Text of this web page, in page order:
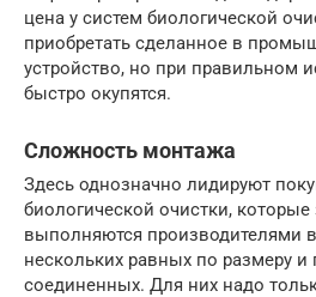
цена у систем биологической
приобретать сделанное в
устройство, но при правильном
быстро окупятся.
Сложность монтажа
Здесь однозначно лидируют
биологической очистки, которые
выполняются производителями
нескольких равных по размеру и
соединенных. Для них надо